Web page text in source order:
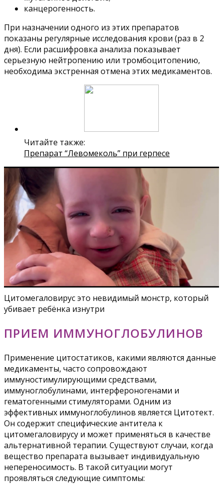
канцерогенность.
При назначении одного из этих препаратов
показаны регулярные исследования крови (раз в 2
дня). Если расшифровка анализа показывает
серьезную нейтропению или тромбоцитопению,
необходима экстренная отмена этих медикаментов.
Читайте также:
Препарат “Левомеколь” при герпесе
Цитомегаловирус это невидимый монстр, который
убивает ребёнка изнутри
ПРИЕМ ИММУНОГЛОБУЛИНОВ
Применение цитостатиков, какими являются данные
медикаменты, часто сопровождают
иммуностимулирующими средствами,
иммуноглобулинами, интерфероногенами и
гематогенными стимуляторами. Одним из
эффективных иммуноглобулинов является Цитотект.
Он содержит специфические антитела к
цитомегаловирусу и может применяться в качестве
альтернативной терапии. Существуют случаи, когда
вещество препарата вызывает индивидуальную
непереносимость. В такой ситуации могут
проявляться следующие симптомы: